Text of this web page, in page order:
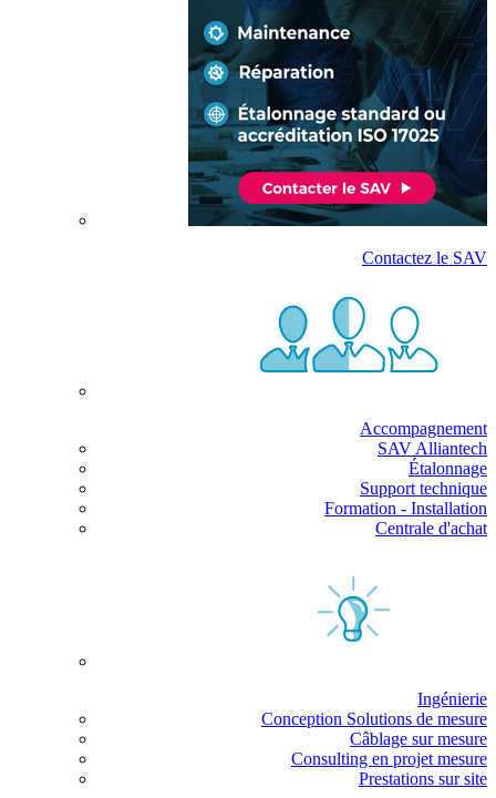
Contactez le SAV
Accompagnement
SAV Alliantech
Étalonnage
Support technique
Formation - Installation
Centrale d'achat
Ingénierie
Conception Solutions de mesure
Câblage sur mesure
Consulting en projet mesure
Prestations sur site